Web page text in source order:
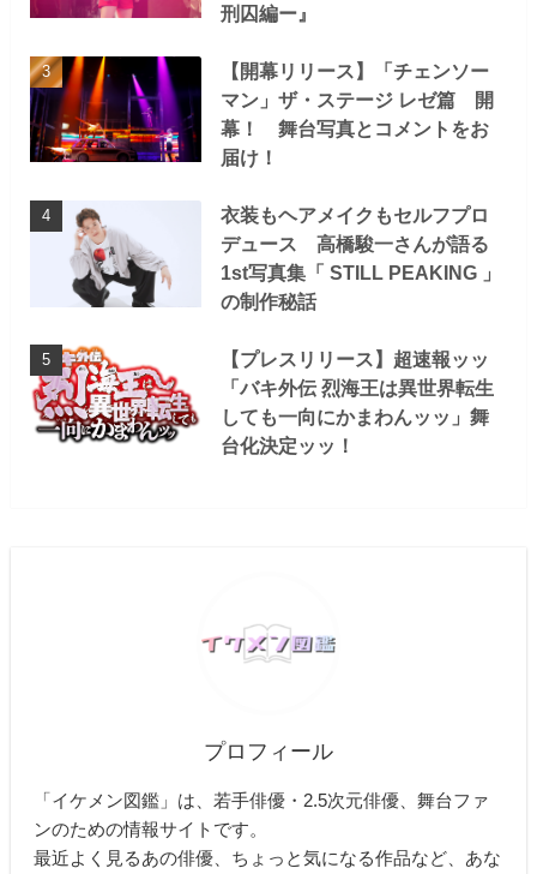
刑囚編ー』
【開幕リリース】「チェンソー
マン」ザ・ステージ レゼ篇 開
幕！ 舞台写真とコメントをお
届け！
衣装もヘアメイクもセルフプロ
デュース 高橋駿一さんが語る
1st写真集「 STILL PEAKING 」
の制作秘話
【プレスリリース】超速報ッッ
「バキ外伝 烈海王は異世界転生
しても一向にかまわんッッ」舞
台化決定ッッ！
プロフィール
「イケメン図鑑」は、若手俳優・2.5次元俳優、舞台ファ
ンのための情報サイトです。
最近よく見るあの俳優、ちょっと気になる作品など、あな